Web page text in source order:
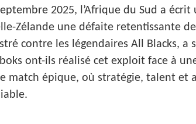
2025, l’Afrique du Sud a
Zélande une défaite retentissante
contre les légendaires All Blacks, a
ont-ils réalisé cet exploit face à
match épique, où stratégie, talent et